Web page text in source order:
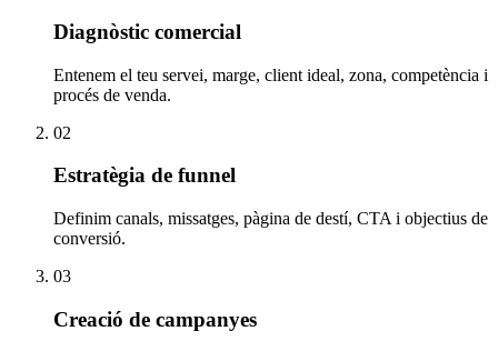
Diagnòstic comercial
Entenem el teu servei, marge, client ideal, zona, competència i
procés de venda.
02
Estratègia de funnel
Definim canals, missatges, pàgina de destí, CTA i objectius de
conversió.
03
Creació de campanyes